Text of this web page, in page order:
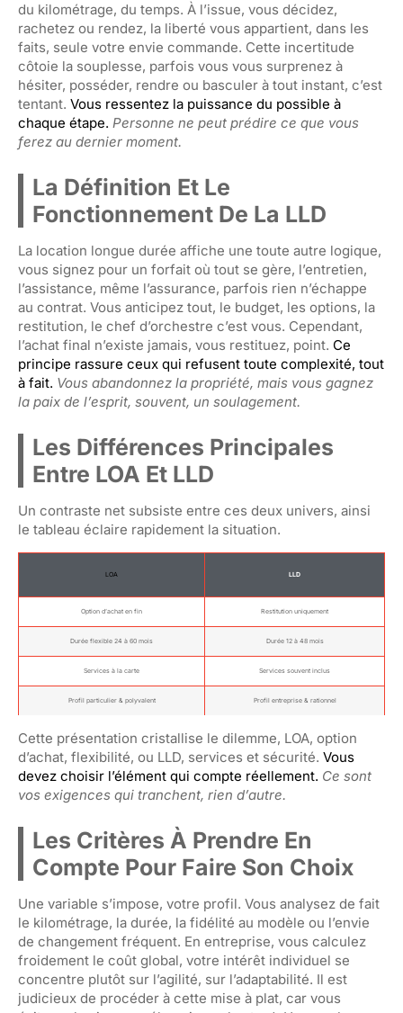
du kilométrage, du temps. À l’issue, vous décidez,
rachetez ou rendez, la liberté vous appartient, dans les
faits, seule votre envie commande. Cette incertitude
côtoie la souplesse, parfois vous vous surprenez à
hésiter, posséder, rendre ou basculer à tout instant, c’est
tentant. Vous ressentez la puissance du possible à
chaque étape. Personne ne peut prédire ce que vous
ferez au dernier moment.
La Définition Et Le
Fonctionnement De La LLD
La location longue durée affiche une toute autre logique,
vous signez pour un forfait où tout se gère, l’entretien,
l’assistance, même l’assurance, parfois rien n’échappe
au contrat. Vous anticipez tout, le budget, les options, la
restitution, le chef d’orchestre c’est vous. Cependant,
l’achat final n’existe jamais, vous restituez, point. Ce
principe rassure ceux qui refusent toute complexité, tout
à fait. Vous abandonnez la propriété, mais vous gagnez
la paix de l’esprit, souvent, un soulagement.
Les Différences Principales
Entre LOA Et LLD
Un contraste net subsiste entre ces deux univers, ainsi
le tableau éclaire rapidement la situation.
LOA LLD
Option d’achat en fin Restitution uniquement
Durée flexible 24 à 60 mois Durée 12 à 48 mois
Services à la carte Services souvent inclus
Profil particulier & polyvalent Profil entreprise & rationnel
Cette présentation cristallise le dilemme, LOA, option
d’achat, flexibilité, ou LLD, services et sécurité. Vous
devez choisir l’élément qui compte réellement. Ce sont
vos exigences qui tranchent, rien d’autre.
Les Critères À Prendre En
Compte Pour Faire Son Choix
Une variable s’impose, votre profil. Vous analysez de fait
le kilométrage, la durée, la fidélité au modèle ou l’envie
de changement fréquent. En entreprise, vous calculez
froidement le coût global, votre intérêt individuel se
concentre plutôt sur l’agilité, sur l’adaptabilité. Il est
judicieux de procéder à cette mise à plat, car vous